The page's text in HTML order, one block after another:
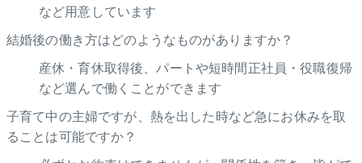
など用意しています
結婚後の働き方はどのようなものがありますか？
産休・育休取得後、パートや短時間正社員・役職復帰
など選んで働くことができます
子育て中の主婦ですが、熱を出した時など急にお休みを取
ることは可能ですか？